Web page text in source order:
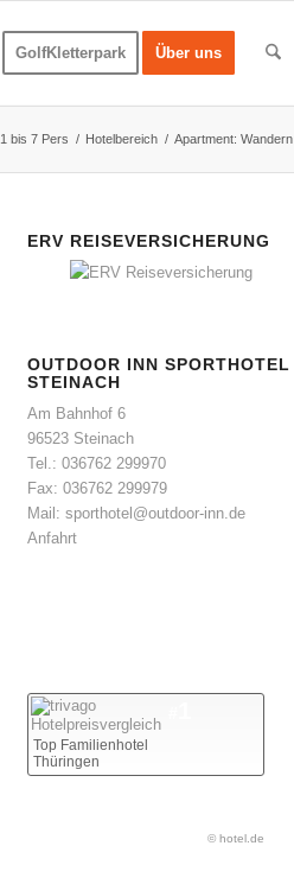
GolfKletterpark Über uns
1 bis 7 Pers / Hotelbereich / Apartment: Wandern
ERV REISEVERSICHERUNG
OUTDOOR INN SPORTHOTEL
STEINACH
Am Bahnhof 6
96523 Steinach
Tel.: 036762 299970
Fax: 036762 299979
Mail: sporthotel@outdoor-inn.de
Anfahrt
Top Familienhotel
Thüringen
© hotel.de